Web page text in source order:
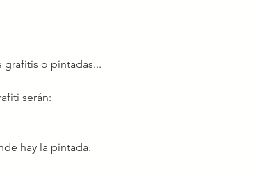
o pintadas...
serán:
hay la pintada.